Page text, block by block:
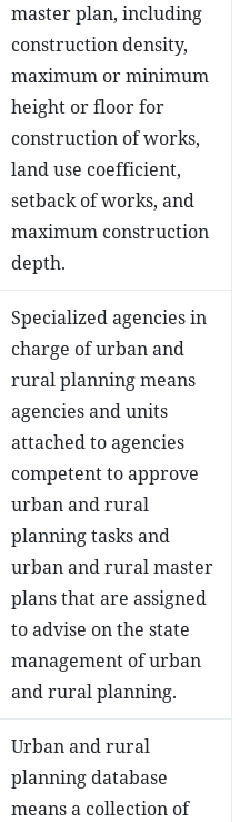
master plan, including
construction density,
maximum or minimum
height or floor for
construction of works,
land use coefficient,
setback of works, and
maximum construction
depth.
Specialized agencies in
charge of urban and
rural planning means
agencies and units
attached to agencies
competent to approve
urban and rural
planning tasks and
urban and rural master
plans that are assigned
to advise on the state
management of urban
and rural planning.
Urban and rural
planning database
means a collection of